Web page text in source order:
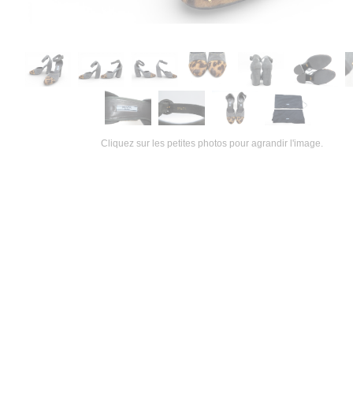
Cliquez sur les petites photos pour agrandir l'image.